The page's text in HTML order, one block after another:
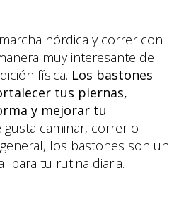
nórdica y correr con
muy interesante de
física. Los bastones
tus piernas,
y mejorar tu
gusta caminar, correr o
los bastones son un
para tu rutina diaria.